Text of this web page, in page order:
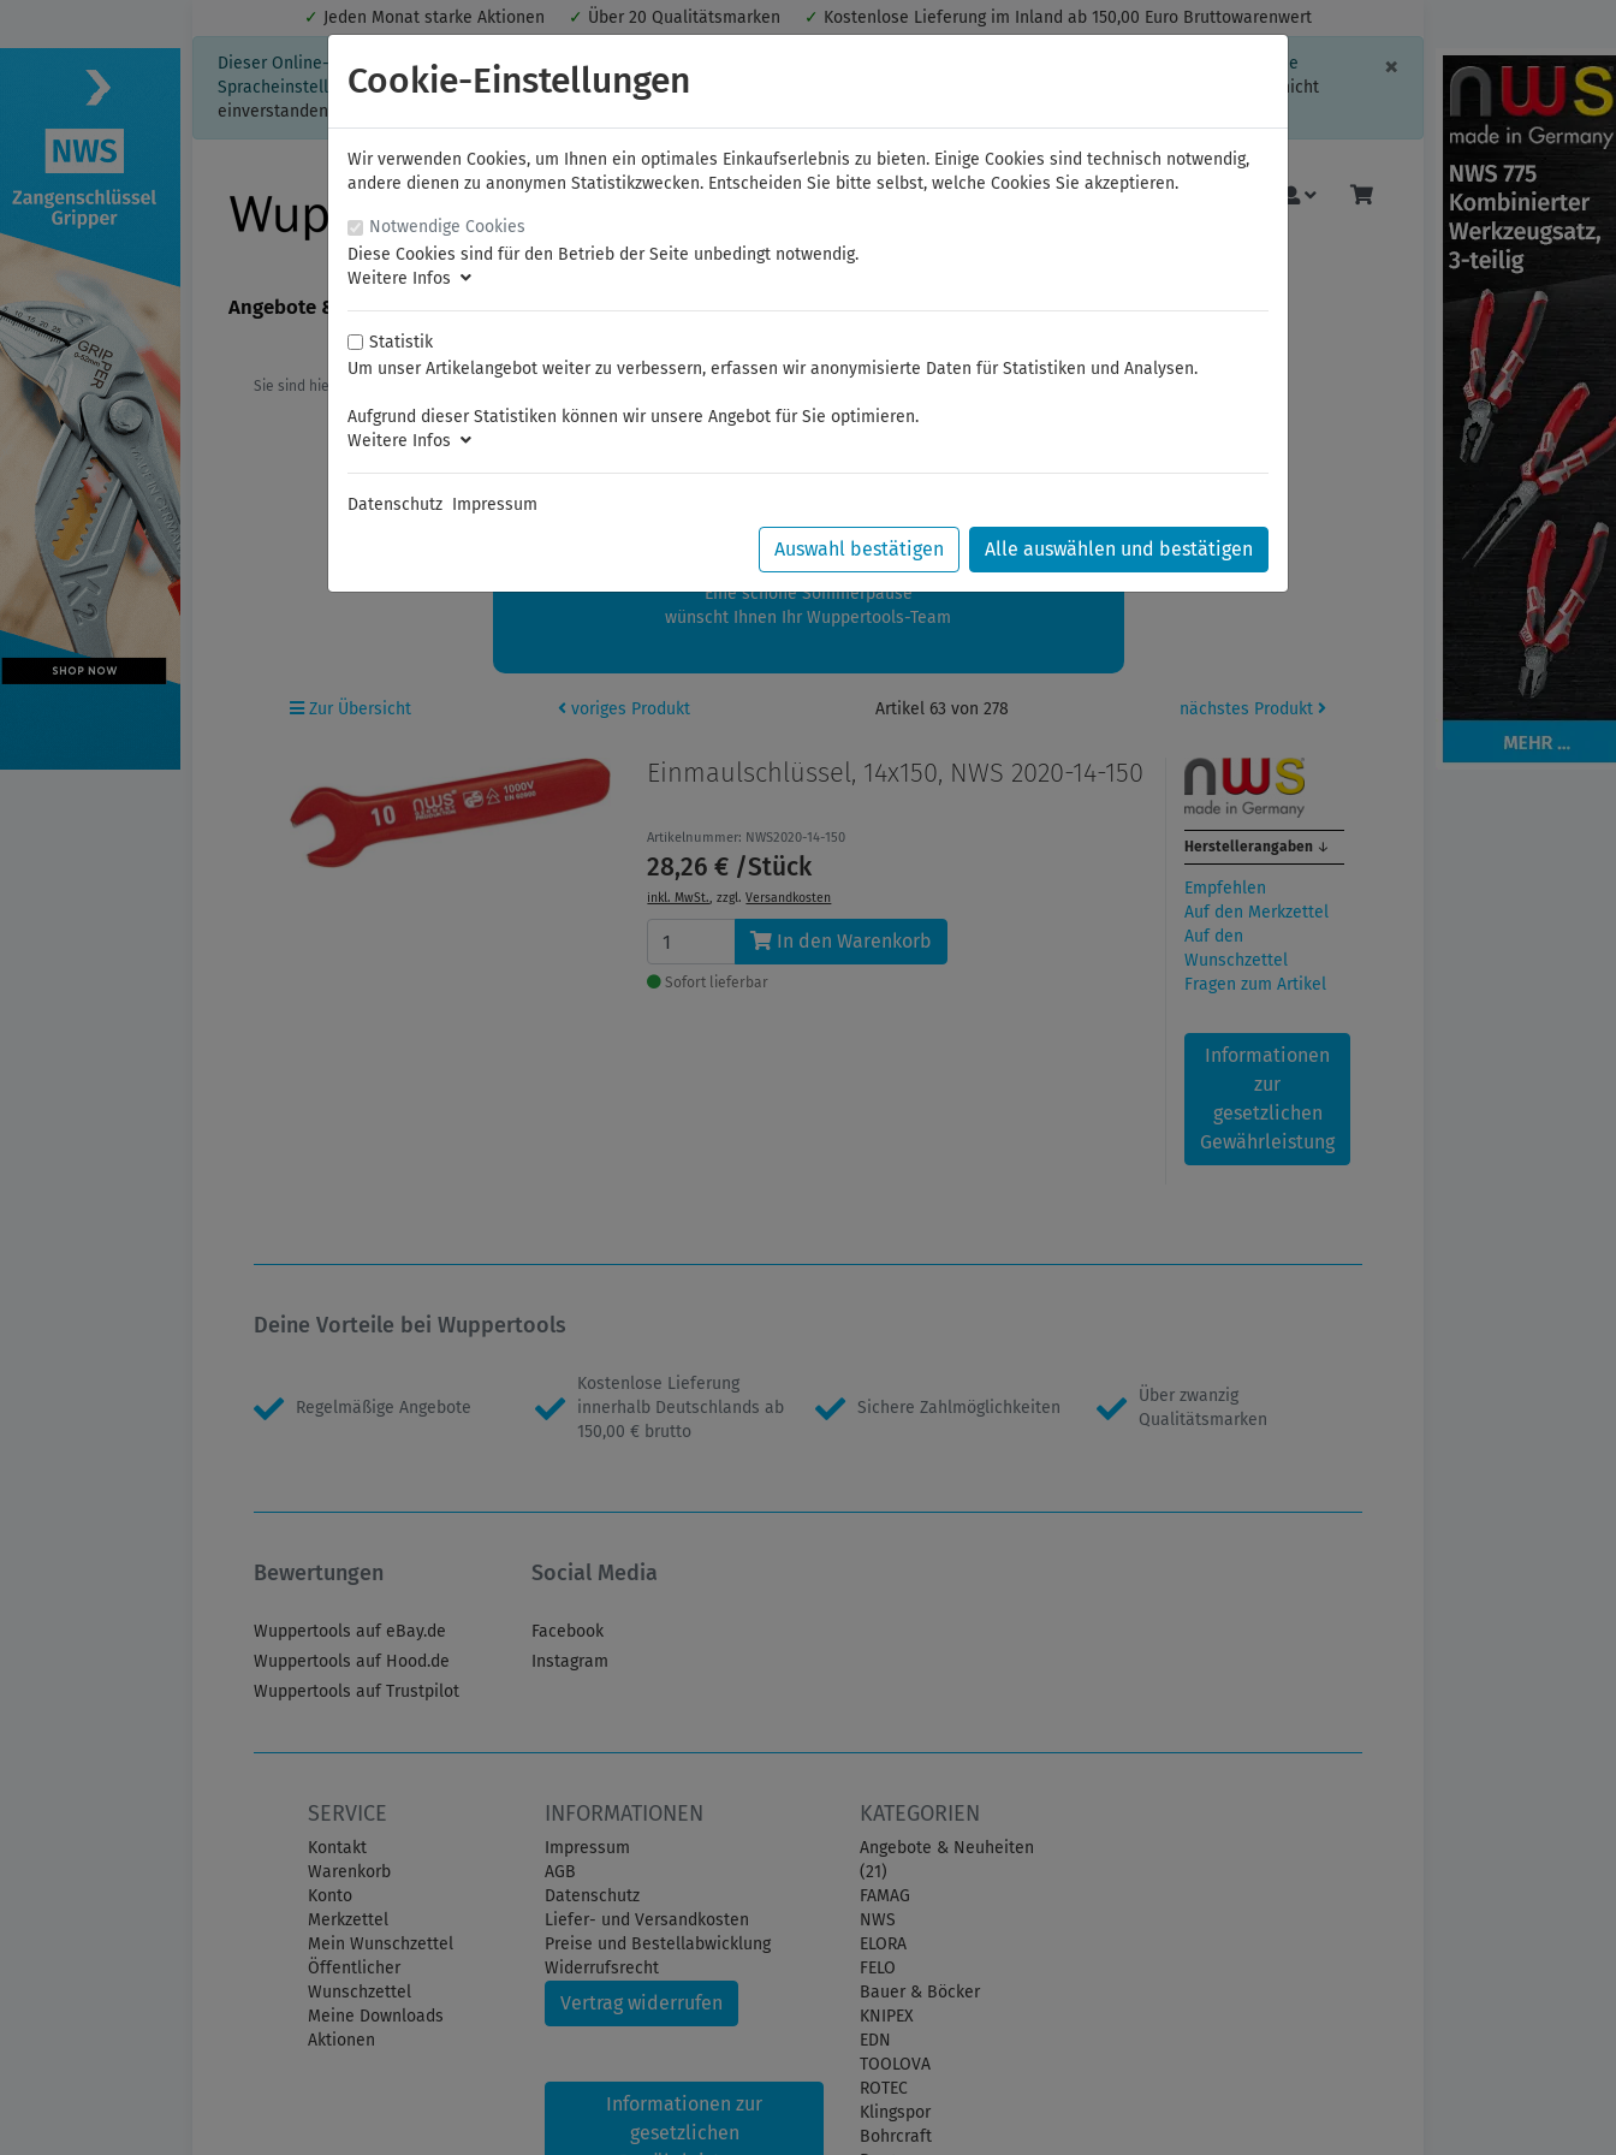
✓ Jeden Monat starke Aktionen ✓ Über 20 Qualitätsmarken ✓ Kostenlose Lieferung im Inland ab 150,00 Euro Bruttowarenwert
× Schließen
Dieser Online-Shop verwendet Cookies für ein optimales Einkaufserlebnis. Dabei werden beispielsweise die Session-Informationen oder die
Spracheinstellung auf Ihrem Rechner gespeichert. Ohne Cookies ist der Funktionsumfang des Online-Shops eingeschränkt.
Sind Sie damit nicht
einverstanden, klicken Sie bitte hier.
Angebote & Neuheiten FAMAG NWS ELORA FELO Bauer & Böcker Mehr
Sie sind hier:
Sommerferien
zwischen 28.07.2026 und 21.08.2026 machen auch wir Urlaub.
Ihre Bestellungen in diesem Zeitraum werden ab dem 24.08.2026 verschickt.
Eine schöne Sommerpause
wünscht Ihnen Ihr Wuppertools-Team
Zur Übersicht voriges Produkt Artikel 63 von 278 nächstes Produkt
Einmaulschlüssel, 14x150, NWS 2020-14-150
Artikelnummer: NWS2020-14-150
28,26 € /Stück
inkl. MwSt., zzgl.Versandkosten
In den Warenkorb
Sofort lieferbar
Herstellerangaben ↓
Empfehlen
Auf den Merkzettel
Auf den
Wunschzettel
Fragen zum Artikel
Informationen
zur
gesetzlichen
Gewährleistung
Deine Vorteile bei Wuppertools
Regelmäßige Angebote
Kostenlose Lieferung
innerhalb Deutschlands ab
150,00 € brutto
Sichere Zahlmöglichkeiten
Über zwanzig
Qualitätsmarken
Bewertungen
Wuppertools auf eBay.de
Wuppertools auf Hood.de
Wuppertools auf Trustpilot
Social Media
Facebook
Instagram
SERVICE
Kontakt
Warenkorb
Konto
Merkzettel
Mein Wunschzettel
Öffentlicher
Wunschzettel
Meine Downloads
Aktionen
INFORMATIONEN
Impressum
AGB
Datenschutz
Liefer- und Versandkosten
Preise und Bestellabwicklung
Widerrufsrecht
Vertrag widerrufen
Informationen zur
gesetzlichen
KATEGORIEN
Angebote & Neuheiten
(21)
FAMAG
NWS
ELORA
FELO
Bauer & Böcker
KNIPEX
EDN
TOOLOVA
ROTEC
Klingspor
Bohrcraft
Cookie-Einstellungen
Wir verwenden Cookies, um Ihnen ein optimales Einkaufserlebnis zu bieten. Einige Cookies sind technisch notwendig,
andere dienen zu anonymen Statistikzwecken. Entscheiden Sie bitte selbst, welche Cookies Sie akzeptieren.
Notwendige Cookies
Diese Cookies sind für den Betrieb der Seite unbedingt notwendig.
Weitere Infos
Statistik
Um unser Artikelangebot weiter zu verbessern, erfassen wir anonymisierte Daten für Statistiken und Analysen.
Aufgrund dieser Statistiken können wir unsere Angebot für Sie optimieren.
Weitere Infos
Datenschutz Impressum
Auswahl bestätigen Alle auswählen und bestätigen